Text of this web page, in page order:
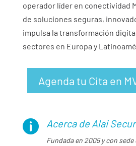
operador líder en conectividad
de soluciones seguras,
impulsa la transformación
sectores en Europa y
Agenda tu Cita en
 Acerca de Alai
Fundada en 2005 y con